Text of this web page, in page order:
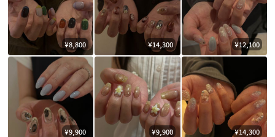
¥8,800 ¥14,300 ¥12,100
¥9,900 ¥9,900 ¥14,300